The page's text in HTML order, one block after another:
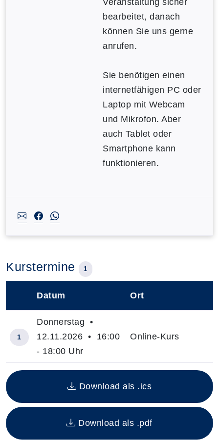
bearbeitet, danach
können Sie uns gerne
anrufen.
Sie benötigen einen
internetfähigen PC oder
Laptop mit Webcam
und Mikrofon. Aber
auch Tablet oder
Smartphone kann
funktionieren.
Kurstermine 1
Insgesamt gibt es 1 Termine zum diesen Kurs
Datum Ort
1
Donnerstag •
12.11.2026 • 16:00
- 18:00 Uhr
Online-Kurs
Download als .ics
Download als .pdf